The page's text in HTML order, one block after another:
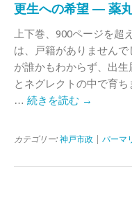
更生への希望 ― 薬
上下巻、900ページを
は、戸籍がありません
が誰かもわからず、出
とネグレクトの中で育
… 続きを読む →
カテゴリー: 神戸市政 パーマ